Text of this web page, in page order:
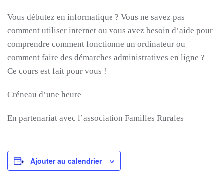
Vous débutez en informatique ? Vous ne savez pas
comment utiliser internet ou vous avez besoin d’aide pour
comprendre comment fonctionne un ordinateur ou
comment faire des démarches administratives en ligne ?
Ce cours est fait pour vous !
Créneau d’une heure
En partenariat avec l’association Familles Rurales
Ajouter au calendrier